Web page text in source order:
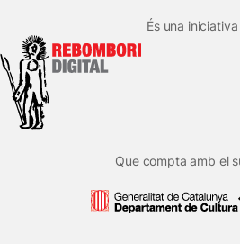
És una
Que compta amb el